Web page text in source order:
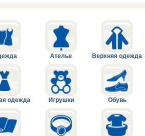
Ателье Верхняя одежда
одежда Игрушки Обувь